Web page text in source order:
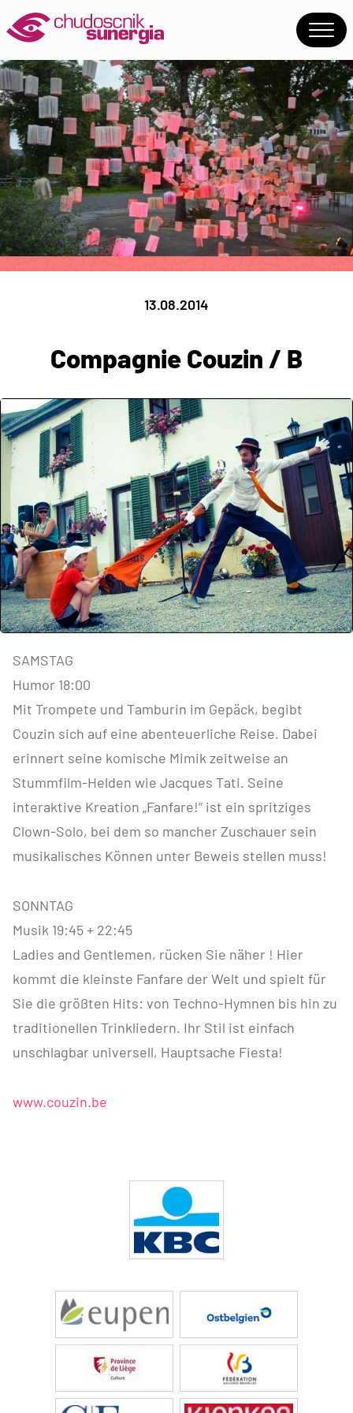
13.08.2014
Compagnie Couzin / B
SAMSTAG
Humor 18:00
Mit Trompete und Tamburin im Gepäck, begibt
Couzin sich auf eine abenteuerliche Reise. Dabei
erinnert seine komische Mimik zeitweise an
Stummfilm-Helden wie Jacques Tati. Seine
interaktive Kreation „Fanfare!“ ist ein spritziges
Clown-Solo, bei dem so mancher Zuschauer sein
musikalisches Können unter Beweis stellen muss!
SONNTAG
Musik 19:45 + 22:45
Ladies and Gentlemen, rücken Sie näher ! Hier
kommt die kleinste Fanfare der Welt und spielt für
Sie die größten Hits: von Techno-Hymnen bis hin zu
traditionellen Trinkliedern. Ihr Stil ist einfach
unschlagbar universell, Hauptsache Fiesta!
www.couzin.be